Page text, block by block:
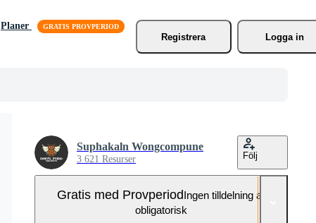
Planer
Registrera
Logga in
Suphakaln Wongcompune
3 621 Resurser Följ
Gratis med ProvperiodIngen tilldelning är
obligatorisk